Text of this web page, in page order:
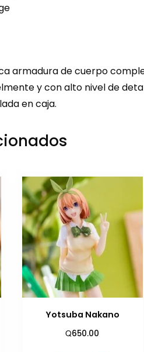
armadura de cuerpo
y con alto nivel de
en caja.
Yotsuba Nakano
Q650.00